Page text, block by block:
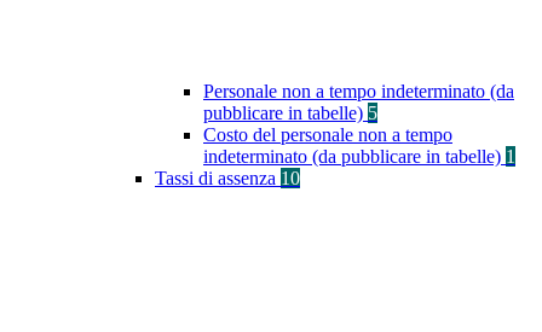
Personale non a tempo indeterminato (da
pubblicare in tabelle) 5
Costo del personale non a tempo
indeterminato (da pubblicare in tabelle) 1
Tassi di assenza 10